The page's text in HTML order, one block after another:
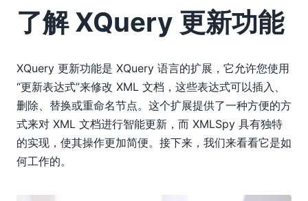
了解 XQuery 更新功能
XQuery 更新功能是 XQuery 语言的扩展，它允许您使用
“更新表达式”来修改 XML 文档，这些表达式可以插入、
删除、替换或重命名节点。这个扩展提供了一种方便的方
式来对 XML 文档进行智能更新，而 XMLSpy 具有独特
的实现，使其操作更加简便。接下来，我们来看看它是如
何工作的。